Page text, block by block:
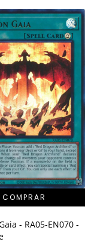
- RA05-EN070 -